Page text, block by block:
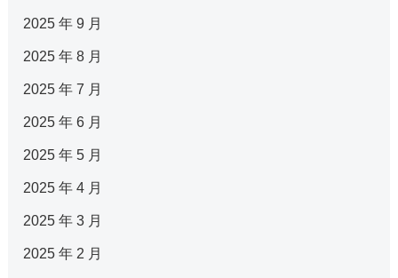
2025 年 9 月
2025 年 8 月
2025 年 7 月
2025 年 6 月
2025 年 5 月
2025 年 4 月
2025 年 3 月
2025 年 2 月